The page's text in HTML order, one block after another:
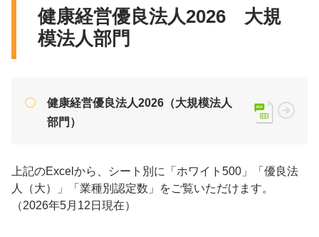
健康経営優良法人2026 大規
模法人部門
健康経営優良法人2026（大規模法人
部門）
上記のExcelから、シート別に「ホワイト500」「優良法
人（大）」「業種別認定数」をご覧いただけます。
（2026年5月12日現在）